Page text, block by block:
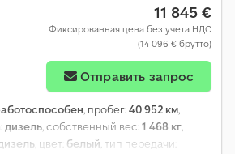
11 845 €
Фиксированная цена без учета НДС
(14 096 € брутто)
Отправить запрос
, пробег:40 952 км,
дизель , собственный вес:1 468 кг
, цвет: белый , тип передачи: